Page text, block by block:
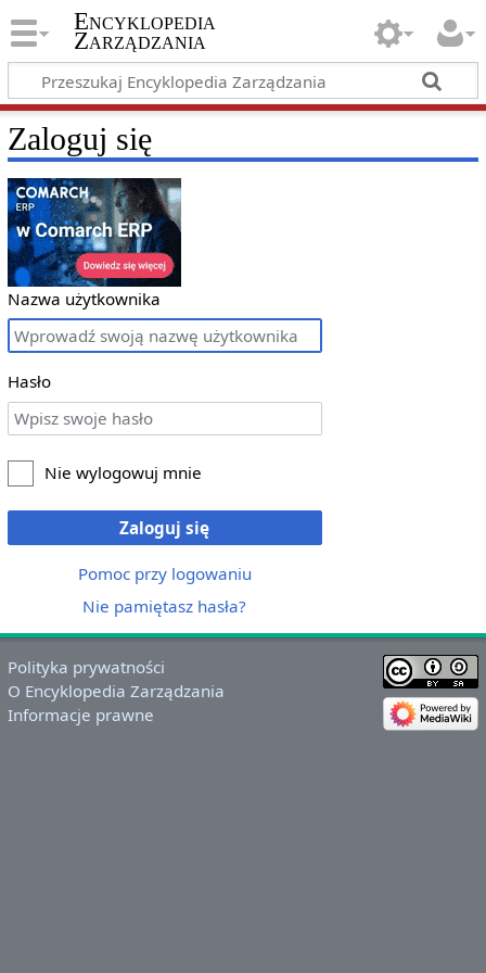
Encyklopedia
Zarządzania
Zaloguj się
Nazwa użytkownika
Hasło
Nie wylogowuj mnie
Zaloguj się
Pomoc przy logowaniu
Nie pamiętasz hasła?
Polityka prywatności
O Encyklopedia Zarządzania
Informacje prawne